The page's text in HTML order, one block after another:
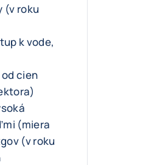
(v roku
k vode,
cien
(miera
(v roku